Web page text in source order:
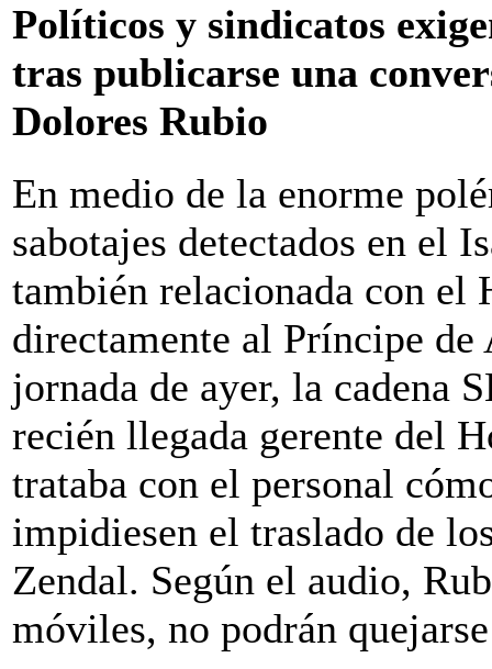
Políticos y sindicatos
tras publicarse una
Dolores Rubio
En medio de la enorme
sabotajes detectados en el
también relacionada con el
directamente al Príncipe
jornada de ayer, la cadena
recién llegada gerente del
trataba con el personal
impidiesen el traslado de
Zendal. Según el audio,
móviles, no podrán